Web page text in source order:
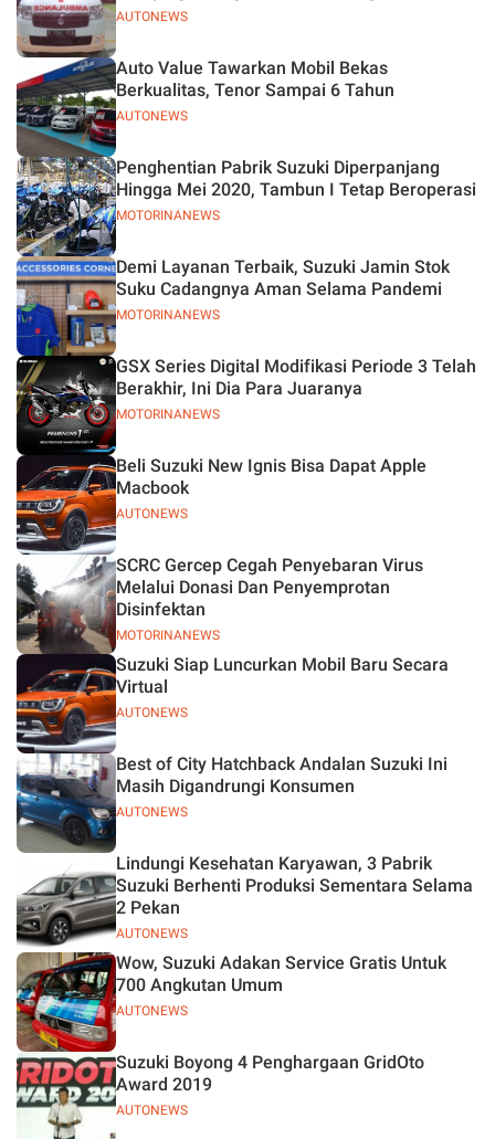
AUTONEWS
AUTONEWS
Auto Value Tawarkan Mobil Bekas
Berkualitas, Tenor Sampai 6 Tahun
MOTORINANEWS
Penghentian Pabrik Suzuki Diperpanjang
Hingga Mei 2020, Tambun I Tetap Beroperasi
MOTORINANEWS
Demi Layanan Terbaik, Suzuki Jamin Stok
Suku Cadangnya Aman Selama Pandemi
MOTORINANEWS
GSX Series Digital Modifikasi Periode 3 Telah
Berakhir, Ini Dia Para Juaranya
AUTONEWS
Beli Suzuki New Ignis Bisa Dapat Apple
Macbook
MOTORINANEWS
SCRC Gercep Cegah Penyebaran Virus
Melalui Donasi Dan Penyemprotan
Disinfektan
AUTONEWS
Suzuki Siap Luncurkan Mobil Baru Secara
Virtual
AUTONEWS
Best of City Hatchback Andalan Suzuki Ini
Masih Digandrungi Konsumen
AUTONEWS
Lindungi Kesehatan Karyawan, 3 Pabrik
Suzuki Berhenti Produksi Sementara Selama
2 Pekan
AUTONEWS
Wow, Suzuki Adakan Service Gratis Untuk
700 Angkutan Umum
AUTONEWS
Suzuki Boyong 4 Penghargaan GridOto
Award 2019